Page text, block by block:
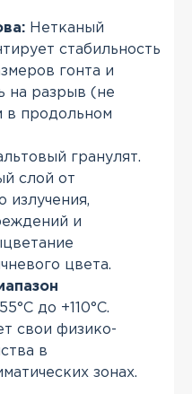
Нетканый
стабильность
гонта и
на разрыв (не
продольном
гранулят.
слой от
излучения,
и
цвета.
до +110°С.
свои физико-
в
зонах.